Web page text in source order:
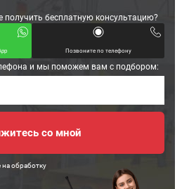
бесплатную консультацию?
Позвоните по телефону
и мы поможем вам с подбором:
обработку